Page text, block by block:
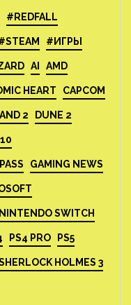
#REDFALL
#ИГРЫ
AI AMD
HEART CAPCOM
2 DUNE 2
GAMING NEWS
NINTENDO SWITCH
PS4 PRO PS5
HOLMES 3